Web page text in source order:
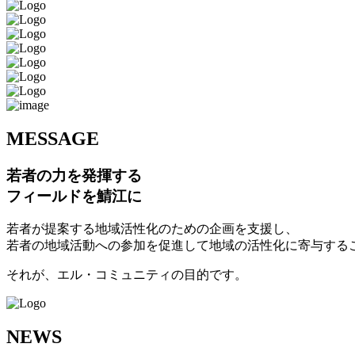
MESSAGE
若者の力を発揮する
フィールドを鯖江に
若者が提案する地域活性化のための企画を支援し、
若者の地域活動への参加を促進して地域の活性化に寄与する
それが、エル・コミュニティの目的です。
NEWS